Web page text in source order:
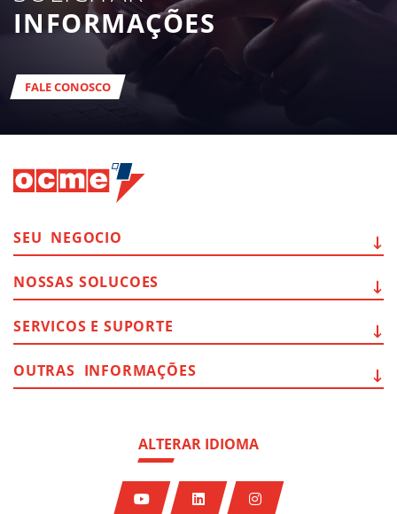
INFORMAÇÕES
FALE CONOSCO
ALTERAR IDIOMA
SEU NEGOCIO
NOSSAS SOLUCOES
SERVICOS E SUPORTE
OUTRAS INFORMAÇÕES